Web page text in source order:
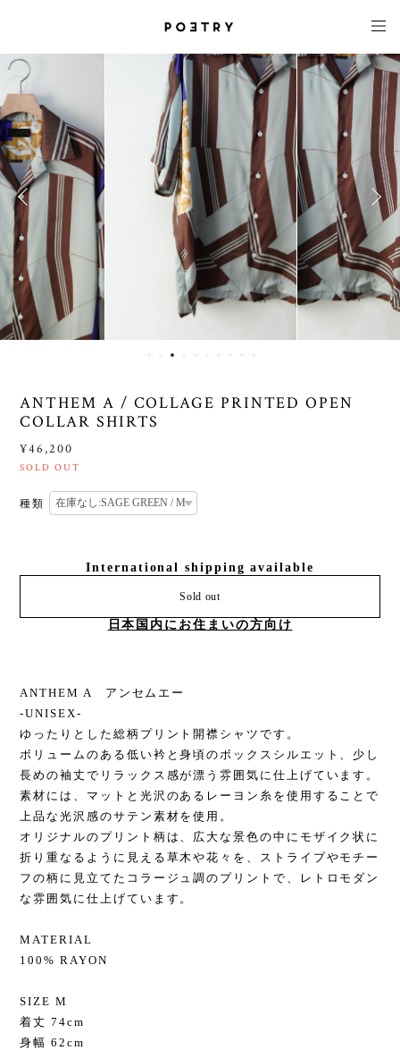
ANTHEM A / COLLAGE PRINTED OPEN
COLLAR SHIRTS
¥46,200
SOLD OUT
種類
International shipping available
Sold out
日本国内にお住まいの方向け
ANTHEM A アンセムエー
-UNISEX-
ゆったりとした総柄プリント開襟シャツです。
ボリュームのある低い衿と身頃のボックスシルエット、少し
長めの袖丈でリラックス感が漂う雰囲気に仕上げています。
素材には、マットと光沢のあるレーヨン糸を使用することで
上品な光沢感のサテン素材を使用。
オリジナルのプリント柄は、広大な景色の中にモザイク状に
折り重なるように見える草木や花々を、ストライプやモチー
フの柄に見立てたコラージュ調のプリントで、レトロモダン
な雰囲気に仕上げています。
MATERIAL
100% RAYON
SIZE M
着丈 74cm
身幅 62cm